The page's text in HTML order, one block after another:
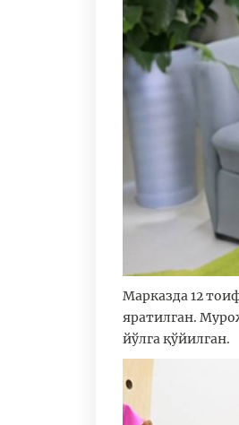
Марказда 12
яратилган.
йўлга қўйилган.